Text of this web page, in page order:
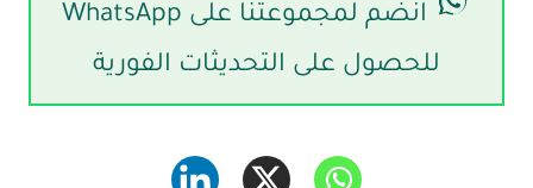
انضم لمجموعتنا على WhatsApp
للحصول على التحديثات الفورية